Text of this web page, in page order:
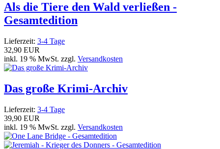
Als die Tiere den Wald verließen -
Gesamtedition
Lieferzeit: 3-4 Tage
32,90 EUR
inkl. 19 % MwSt. zzgl. Versandkosten
Das große Krimi-Archiv
Lieferzeit: 3-4 Tage
39,90 EUR
inkl. 19 % MwSt. zzgl. Versandkosten